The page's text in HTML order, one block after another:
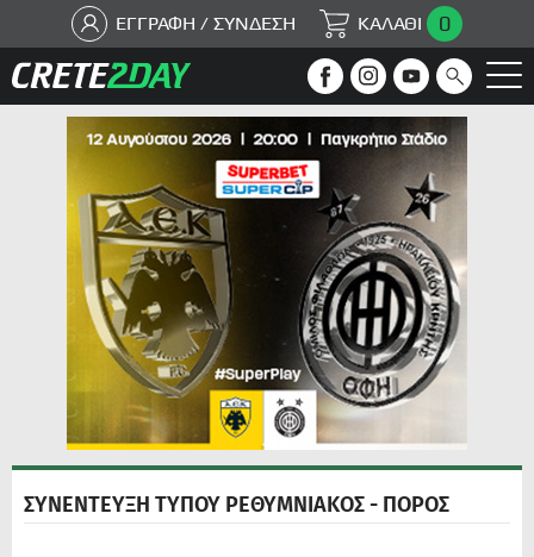
ΕΓΓΡΑΦΗ / ΣΥΝΔΕΣΗ ΚΑΛΑΘΙ 0
ΣΥΝΕΝΤΕΥΞΗ ΤΥΠΟΥ ΡΕΘΥΜΝΙΑΚΟΣ - ΠΟΡΟΣ